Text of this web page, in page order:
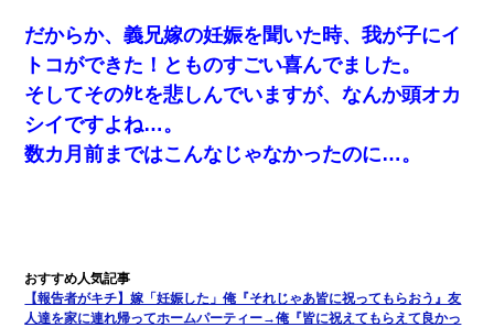
だからか、義兄嫁の妊娠を聞いた時、我が子にイ
トコができた！とものすごい喜んでました。
そしてそのﾀﾋを悲しんでいますが、なんか頭オカ
シイですよね…。
数カ月前まではこんなじゃなかったのに…。
【報告者がキチ】嫁「妊娠した」俺『それじゃあ皆に祝ってもらおう』友
人達を家に連れ帰ってホームパーティー→俺『皆に祝えてもらえて良かっ